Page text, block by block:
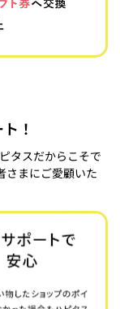
！
タスだからこそで
さまにご愛顧いた